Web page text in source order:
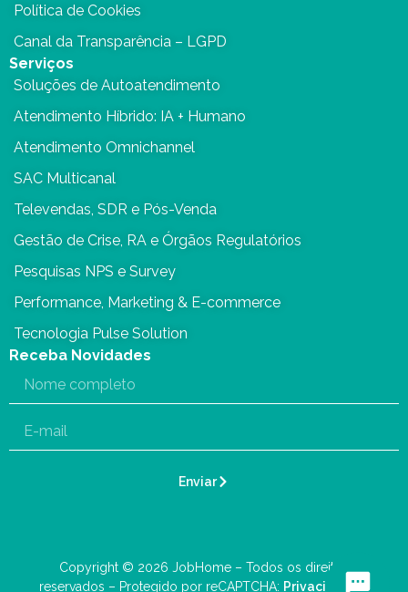
Política de Cookies
Canal da Transparência – LGPD
Serviços
Soluções de Autoatendimento
Atendimento Híbrido: IA + Humano
Atendimento Omnichannel
SAC Multicanal
Televendas, SDR e Pós-Venda
Gestão de Crise, RA e Órgãos Regulatórios
Pesquisas NPS e Survey
Performance, Marketing & E-commerce
Tecnologia Pulse Solution
Receba Novidades
Enviar
Copyright © 2026 JobHome – Todos os direitos
reservados – Protegido por reCAPTCHA: Privacidade–